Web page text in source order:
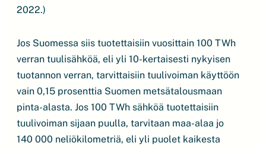
2022.)
Jos Suomessa siis tuotettaisiin vuosittain 100 TWh
verran tuulisähköä, eli yli 10-kertaisesti nykyisen
tuotannon verran, tarvittaisiin tuulivoiman käyttöön
vain 0,15 prosenttia Suomen metsätalousmaan
pinta-alasta. Jos 100 TWh sähköä tuotettaisiin
tuulivoiman sijaan puulla, tarvitaan maa-alaa jo
140 000 neliökilometriä, eli yli puolet kaikesta